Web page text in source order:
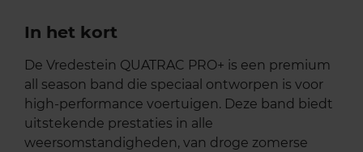
In het kort
De Vredestein QUATRAC PRO+ is een premium
all season band die speciaal ontworpen is voor
high-performance voertuigen. Deze band biedt
uitstekende prestaties in alle
weersomstandigheden, van droge zomerse